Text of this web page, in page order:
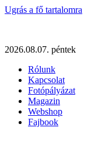
Ugrás a fő tartalomra
2026.08.07. péntek
Rólunk
Kapcsolat
Fotópályázat
Magazin
Webshop
Fajbook